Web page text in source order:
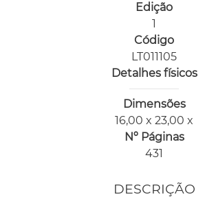
Edição
1
Código
LT011105
Detalhes físicos
Dimensões
16,00 x 23,00 x
Nº Páginas
431
DESCRIÇÃO